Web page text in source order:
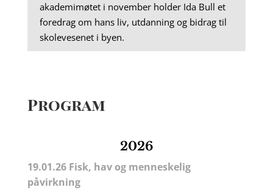
akademimøtet i november holder Ida Bull et
foredrag om hans liv, utdanning og bidrag til
skolevesenet i byen.
Program
2026
19.01.26 Fisk, hav og menneskelig
påvirkning